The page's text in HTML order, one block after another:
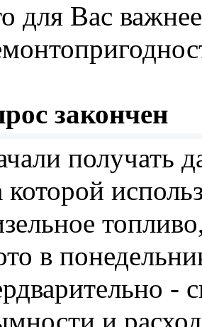
для Вас
закончен
получать
которой
в
-